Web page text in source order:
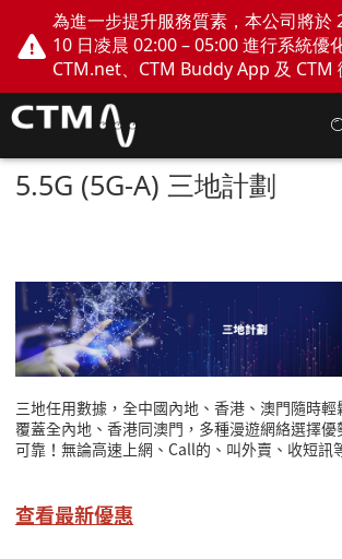
為進一步提升服務質素，本公司將於
10 日凌晨 02:00 – 05:00 進行系統優
CTM.net、CTM Buddy App 及 CTM
網上服務將會暫停。不便之處，敬請
5.5G (5G-A) 三地計劃
三地任用數據，全中國內地、香港、澳門隨時輕
覆蓋全內地、香港同澳門，多種漫遊網絡選擇優
可靠！無論高速上網、Call的、叫外賣、收短訊
查看最新優惠